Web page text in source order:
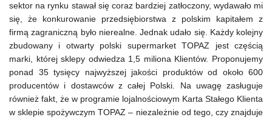
sektor na rynku stawał się coraz bardziej zatłoczony, wydawało mi
się, że konkurowanie przedsiębiorstwa z polskim kapitałem z
firmą zagraniczną było nierealne. Jednak udało się. Każdy kolejny
zbudowany i otwarty polski supermarket TOPAZ jest częścią
marki, której sklepy odwiedza 1,5 miliona Klientów. Proponujemy
ponad 35 tysięcy najwyższej jakości produktów od około 600
producentów i dostawców z całej Polski. Na uwagę zasługuje
również fakt, że w programie lojalnościowym Karta Stałego Klienta
w sklepie spożywczym TOPAZ – niezależnie od tego, czy znajduje